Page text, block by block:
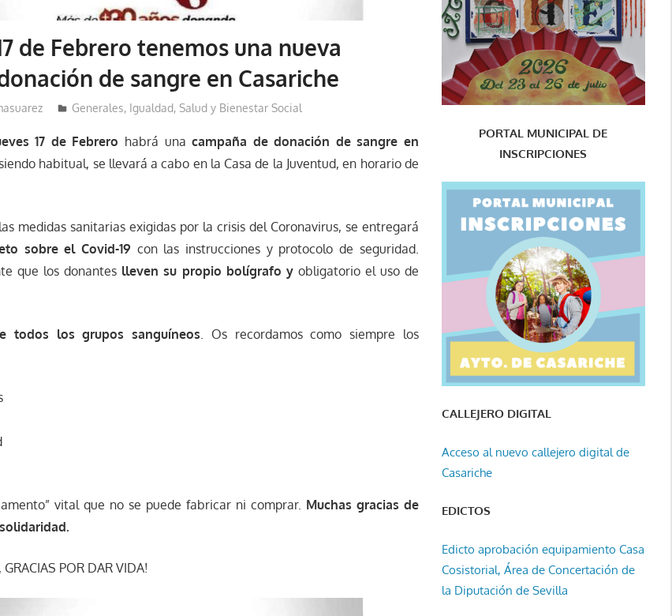
de Febrero tenemos una nueva
de sangre en Casariche
Generales, Igualdad, Salud y Bienestar Social
17 de Febrero habrá unacampaña de donación de sangre en
habitual, se llevará a cabo en la Casa de la Juventud, en horario de
medidas sanitarias exigidas por la crisis del Coronavirus, se entregará
sobre el Covid-19 con las instrucciones y protocolo de seguridad.
que los donantes lleven su propio bolígrafo yobligatorio el uso de
todos los grupos sanguíneos. Os recordamos como siempre los
vital que no se puede fabricar ni comprar. Muchas gracias de
GRACIAS POR DAR VIDA!
PORTAL MUNICIPAL DE
INSCRIPCIONES
CALLEJERO DIGITAL
Acceso al nuevo callejero digital de
Casariche
EDICTOS
Edicto aprobación equipamiento Casa
Cosistorial, Área de Concertación de
la Diputación de Sevilla